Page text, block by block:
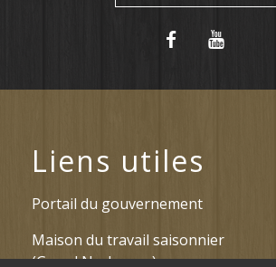
Liens utiles
Portail du gouvernement
Maison du travail saisonnier
(Grand Narbonne)